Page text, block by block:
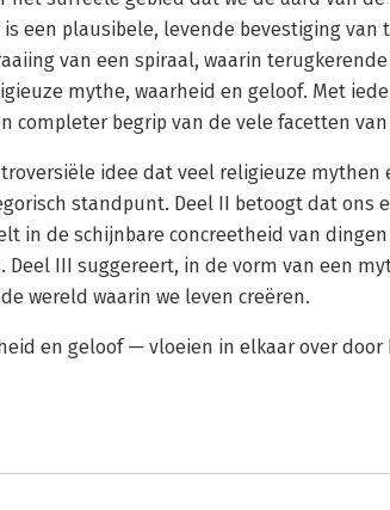
een plausibele, levende bevestiging van
van een spiraal, waarin
mythe, waarheid en geloof. Met
completer begrip van de vele facetten
idee dat veel religieuze mythen
standpunt. Deel II betoogt dat ons
in de schijnbare concreetheid van
III suggereert, in de vorm van een
wereld waarin we leven creëren.
en geloof — vloeien in elkaar over door